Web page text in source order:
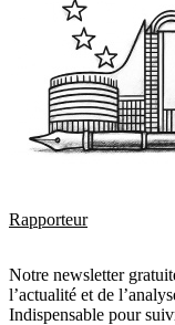
Rapporteur
Notre newsletter
l’actualité et de
Indispensable pour